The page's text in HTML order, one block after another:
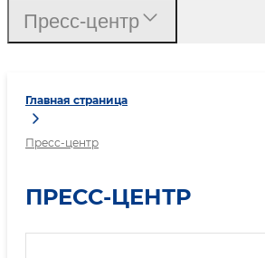
Главная страница
Пресс-центр
ПРЕСС-ЦЕНТР
Пресс-центр